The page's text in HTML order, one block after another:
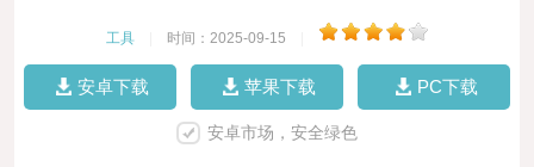
工具 时间：2025-09-15
安卓下载 苹果下载 PC下载
安卓市场，安全绿色